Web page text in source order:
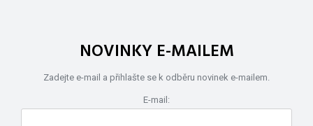
NOVINKY E-MAILEM
Zadejte e-mail a přihlašte se k odběru novinek e-mailem.
E-mail: